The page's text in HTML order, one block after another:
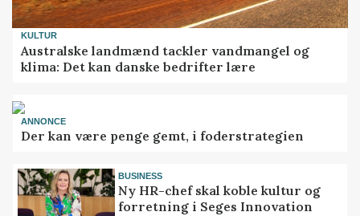
KULTUR
Australske landmænd tackler vandmangel og
klima: Det kan danske bedrifter lære
ANNONCE
Der kan være penge gemt, i foderstrategien
BUSINESS
Ny HR-chef skal koble kultur og
forretning i Seges Innovation